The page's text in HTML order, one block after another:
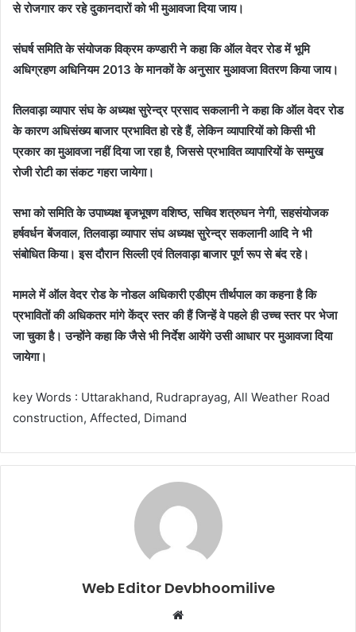
से रोजगार कर रहे दुकानदारों को भी मुआवजा दिया जाय।
संघर्ष समिति के संयोजक विक्रम कण्डारी ने कहा कि ऑल वेदर रोड में भूमि
अधिग्रहण अधिनियम 2013 के मानकों के अनुसार मुआवजा वितरण किया जाय।
तिलवाड़ा व्यापार संघ के अध्यक्ष सुरेन्द्र प्रसाद सकलानी ने कहा कि ऑल वेदर रोड
के कारण अधिसंख्य बाजार प्रभावित हो रहे हैं, लेकिन व्यापारियों को किसी भी
प्रकार का मुआवजा नहीं दिया जा रहा है, जिससे प्रभावित व्यापारियों के सम्मुख
रोजी रोटी का संकट गहरा जायेगा।
सभा को समिति के उपाध्यक्ष बृजभूषण वशिष्ठ, सचिव शत्रुघन नेगी, सहसंयोजक
हर्षवर्धन बेंजवाल, तिलवाड़ा व्यापार संघ अध्यक्ष सुरेन्द्र सकलानी आदि ने भी
संबोधित किया। इस दौरान सिल्ली एवं तिलवाड़ा बाजार पूर्ण रूप से बंद रहे।
मामले में ऑल वेदर रोड के नोडल अधिकारी एडीएम तीर्थपाल का कहना है कि
प्रभावितों की अधिकतर मांगे केंद्र स्तर की हैं जिन्हें वे पहले ही उच्च स्तर पर भेजा
जा चुका है। उन्होंने कहा कि जैसे भी निर्देश आयेंगे उसी आधार पर मुआवजा दिया
जायेगा।
key Words : Uttarakhand, Rudraprayag, All Weather Road
construction, Affected, Dimand
Web Editor Devbhoomilive
Website